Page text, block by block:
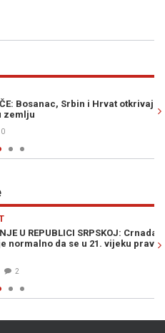
i Hrvat otkrivaju zašto su
Crnadak najavljuje pad
vijeku pravi proslava kad